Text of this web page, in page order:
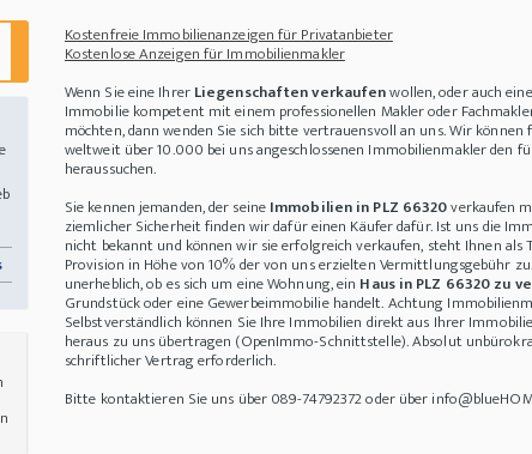
Kostenfreie Immobilienanzeigen für Privatanbieter
Kostenlose Anzeigen für Immobilienmakler
Wenn Sie eine IhrerLiegenschaften verkaufenwollen, oder auch
Immobilie kompetent mit einem professionellen Makler oder
möchten, dann wenden Sie sich bitte vertrauensvoll an uns. Wir können
weltweit über 10.000 bei uns angeschlossenen Immobilienmakler den
heraussuchen.
Sie kennen jemanden, der seineImmobilien in PLZ 66320verkaufen
ziemlicher Sicherheit finden wir dafür einen Käufer dafür. Ist uns die
nicht bekannt und können wir sie erfolgreich verkaufen, steht Ihnen als
Provision in Höhe von 10% der von uns erzielten Vermittlungsgebühr
unerheblich, ob es sich um eine Wohnung, ein Haus in PLZ 66320 zu
Grundstück oder eine Gewerbeimmobilie handelt. Achtung
Selbstverständlich können Sie Ihre Immobilien direkt aus Ihrer
heraus zu uns übertragen (OpenImmo-Schnittstelle). Absolut
schriftlicher Vertrag erforderlich.
Bitte kontaktieren Sie uns über 089-74792372 oder über